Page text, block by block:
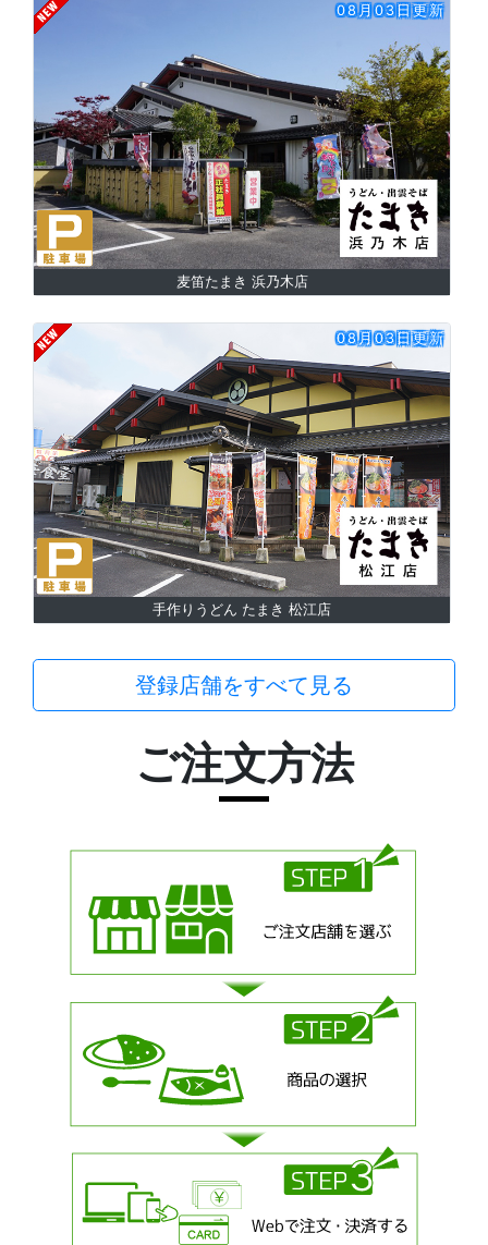
08月03日更新
麦笛たまき 浜乃木店
08月03日更新
手作りうどん たまき 松江店
登録店舗をすべて見る
ご注文方法